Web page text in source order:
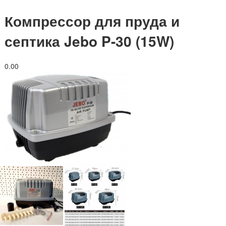
Компрессор для пруда и
септика Jebo P-30 (15W)
0.00